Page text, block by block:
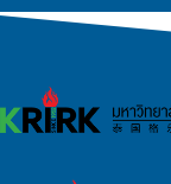
Skip